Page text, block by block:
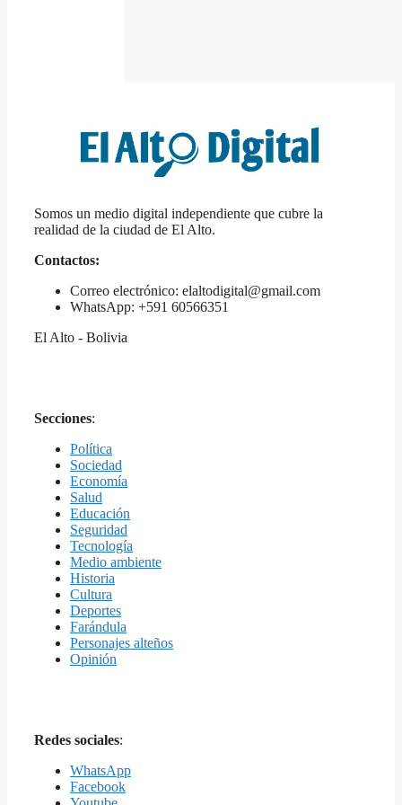
Somos un medio digital independiente que cubre la
realidad de la ciudad de El Alto.
Contactos:
Correo electrónico: elaltodigital@gmail.com
WhatsApp: +591 60566351
El Alto - Bolivia
Secciones:
Política
Sociedad
Economía
Salud
Educación
Seguridad
Tecnología
Medio ambiente
Historia
Cultura
Deportes
Farándula
Personajes alteños
Opinión
Redes sociales:
WhatsApp
Facebook